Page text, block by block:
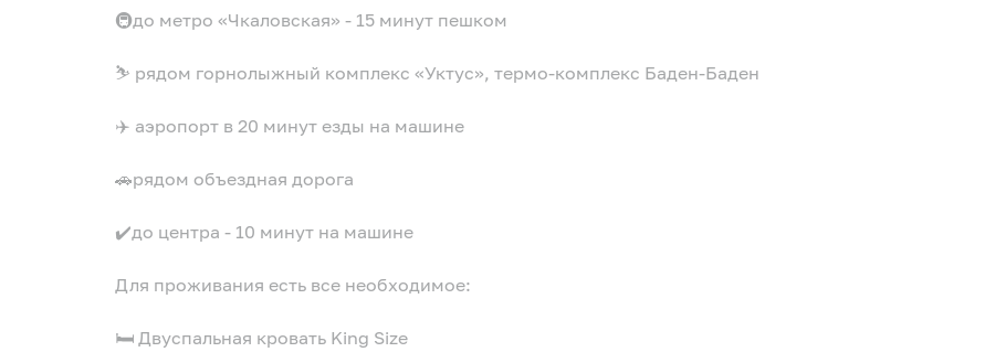
🚇до метро «Чкаловская» - 15 минут пешком
⛷ рядом горнолыжный комплекс «Уктус», термо-комплекс Баден-Баден
✈️ аэропорт в 20 минут езды на машине
🚗рядом объездная дорога
✔️до центра - 10 минут на машине
Для проживания есть все необходимое:
🛏️ Двуспальная кровать King Size